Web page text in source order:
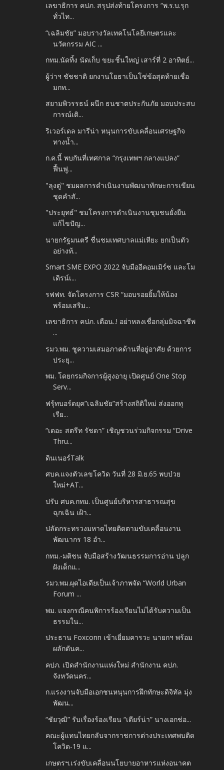
เลขาธิการ คปภ. สรุปส่งท้ายโครงการ “พ.ร.บ.รุก
ทั่วไท...
“เฉลิมชัย” มอบรางวัลเทคโนโลยีเกษตรและ
นวัตกรรม AIC ...
กทม.นัดทิ้ง นัดเก็บ ขยะชิ้นใหญ่ เสาร์ที่ 2 อาทิตย์...
ผู้ว่าฯ ชัชชาติ ยกงานโยธาเป็นโซ่ข้อสุดท้ายเชื่อ
มกท...
สยามพิวรรธน์ ผนึก ธนชาตประกันภัย มอบประสบ
การณ์เติ...
ริเวอร์เดล มารีน่า หนุนการขับเคลื่อนเศรษฐกิจ
ทางน้ำ...
ก.ค.นี้ พบกันที่เทศกาล “กรุงเทพฯ กลางแปลง”
ฟื้นฟู...
"ลุงตู่" ชมผลการดำเนินงานพัฒนาทักษะการเขียน
ชุดคำสั...
"ประยุทธ์" ชมโครงการดำเนินงานชุมชนยั่งยืน
แก้ไขปัญ...
นายกรัฐมนตรี ชื่นชมเทศบาลแม่เหียะ ยกเป็นตัว
อย่างท้...
Smart SME EXPO 2022 จับมืออีคอมเมิร์ซ และโม
เดิรน์เ...
รฟฟท. จัดโครงการ CSR “มอบรอยยิ้มให้น้อง
พร้อมเสริม...
เลขาธิการ คปภ. เตือน..! อย่าหลงเชื่อกลุ่มมิจฉาชีพ
...
รมว.พม. ชูความเสมอภาคด้านที่อยู่อาศัย ด้วยการ
ประยุ...
พม. โดยกรมกิจการผู้สูงอายุ เปิดศูนย์ One Stop
Serv...
ฟรุ้ทบอร์ดยุค”เฉลิมชัย”สร้างสถิติใหม่ ส่งออกทุ
เรีย...
“เดอะ สตรีท รัชดา” เชิญชวนร่วมกิจกรรม “Drive
Thru...
ดินเนอร์Talk
ศบค.แจงตัวเลขโควิด วันที่ 28 มิ.ย.65 พบป่วย
ใหม่+AT...
ปรับ ศบค.กทม. เป็นศูนย์บริหารสาธารณสุข
ฉุกเฉิน เฝ้า...
ปลัดกระทรวงมหาดไทยติดตามขับเคลื่อนงาน
พัฒนากร 18 อำ...
กทม.-มติชน จับมือสร้างวัฒนธรรมการอ่าน ปลูก
ฝังเด็กแ...
รมว.พม.ผุดไอเดียเป็นเจ้าภาพจัด “World Urban
Forum ...
พม. แจงกรณีคนพิการร้องเรียนไม่ได้รับความเป็น
ธรรมใน...
ประธาน Foxconn เข้าเยี่ยมคารวะ นายกฯ พร้อม
ผลักดันค...
คปภ. เปิดสำนักงานแห่งใหม่ สำนักงาน คปภ.
จังหวัดนคร...
ก.แรงงานจับมือเอกชนหนุนการฝึกทักษะดิจิทัล มุ่ง
พัฒน...
“ชัยวุฒิ” รับเรื่องร้องเรียน “เดียร์น่า” นางเอกช่อ...
คณะผู้แทนไทยกลับจากราชการต่างประเทศพบติด
โควิด-19 แ...
เกษตรฯ.เร่งขับเคลื่อนนโยบายอาหารแห่งอนาคต